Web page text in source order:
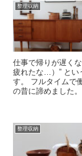
整理収納
仕事で帰りが遅く
疲れたな…）” とい
す。 フルタイムで
の昔に諦めました
整理収納